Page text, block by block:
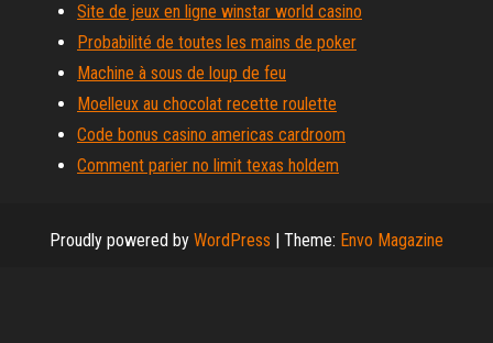
Site de jeux en ligne winstar world casino
Probabilité de toutes les mains de poker
Machine à sous de loup de feu
Moelleux au chocolat recette roulette
Code bonus casino americas cardroom
Comment parier no limit texas holdem
Proudly powered by WordPress | Theme: Envo Magazine